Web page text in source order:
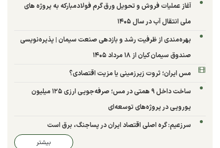
آغاز عملیات فروش و تحویل ورق گرم فولادمبارکه به پروژه های
ملی انتقال آب در سال ۱۴۰۵
بهره‌مندی از ظرفیت رشد و بازدهی صنعت سیمان | پذیره‌نویسی
صندوق سیمان کیان از ۱۸ مرداد ۱۴۰۵
مس ایران؛ ثروت زیرزمینی یا مزیت اقتصادی؟
ساخت داخل ۹ همتی در مس؛ صرفه‌جویی ارزی ۱۲۵ میلیون
یورویی در پروژه‌های توسعه‌ای
سرزعیم: گره اصلی اقتصاد ایران در پساجنگ، برق است
بیشتر